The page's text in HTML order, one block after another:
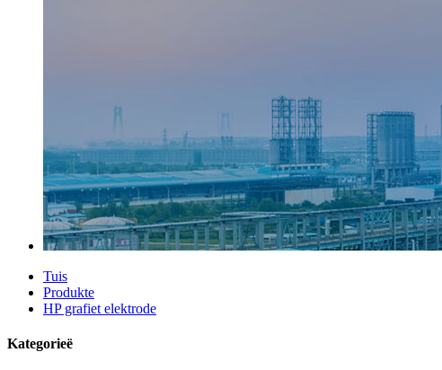
Tuis
Produkte
HP grafiet elektrode
Kategorieë